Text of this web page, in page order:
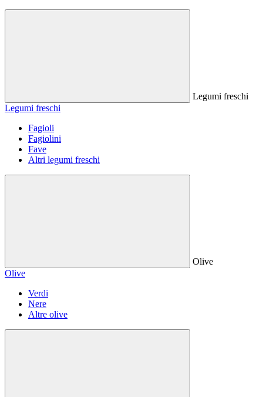
Legumi freschi
Legumi freschi
Fagioli
Fagiolini
Fave
Altri legumi freschi
Olive
Olive
Verdi
Nere
Altre olive